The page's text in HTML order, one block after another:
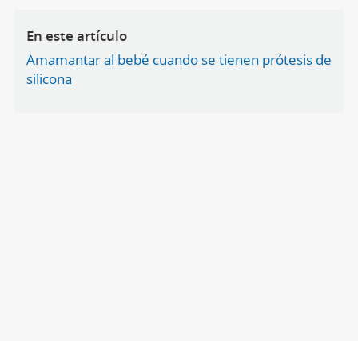
En este artículo
Amamantar al bebé cuando se tienen prótesis de
silicona